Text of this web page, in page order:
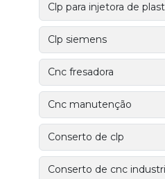
Clp para injetora de
Clp siemens
Cnc fresadora
Cnc manutenção
Conserto de clp
Conserto de cnc